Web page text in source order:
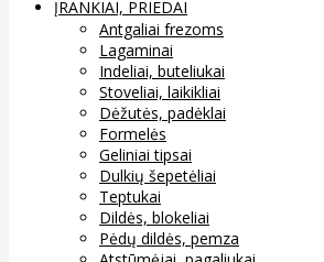
ĮRANKIAI, PRIEDAI
Antgaliai frezoms
Lagaminai
Indeliai, buteliukai
Stoveliai, laikikliai
Dėžutės, padėklai
Formelės
Geliniai tipsai
Dulkių šepetėliai
Teptukai
Dildės, blokeliai
Pėdų dildės, pemza